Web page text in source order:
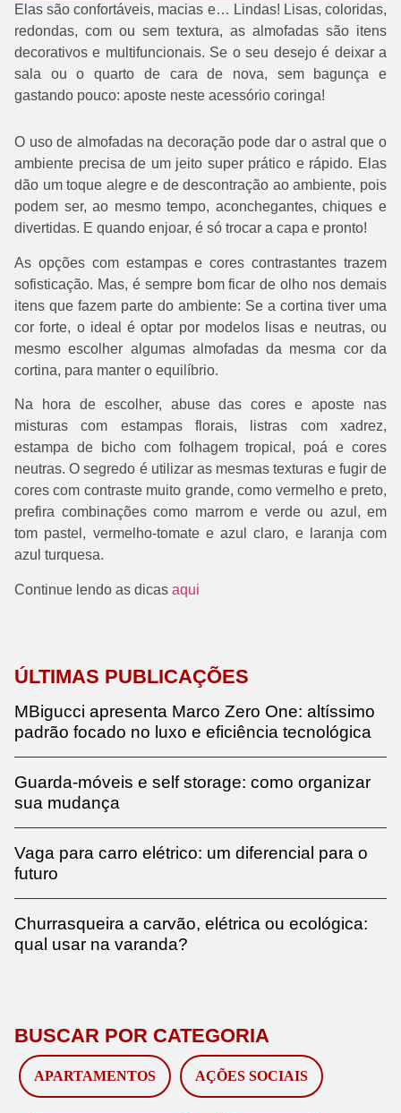
Elas são confortáveis, macias e… Lindas! Lisas, coloridas,
redondas, com ou sem textura, as almofadas são itens
decorativos e multifuncionais. Se o seu desejo é deixar a
sala ou o quarto de cara de nova, sem bagunça e
gastando pouco: aposte neste acessório coringa!
O uso de almofadas na decoração pode dar o astral que o
ambiente precisa de um jeito super prático e rápido. Elas
dão um toque alegre e de descontração ao ambiente, pois
podem ser, ao mesmo tempo, aconchegantes, chiques e
divertidas. E quando enjoar, é só trocar a capa e pronto!
As opções com estampas e cores contrastantes trazem
sofisticação. Mas, é sempre bom ficar de olho nos demais
itens que fazem parte do ambiente: Se a cortina tiver uma
cor forte, o ideal é optar por modelos lisas e neutras, ou
mesmo escolher algumas almofadas da mesma cor da
cortina, para manter o equilíbrio.
Na hora de escolher, abuse das cores e aposte nas
misturas com estampas florais, listras com xadrez,
estampa de bicho com folhagem tropical, poá e cores
neutras. O segredo é utilizar as mesmas texturas e fugir de
cores com contraste muito grande, como vermelho e preto,
prefira combinações como marrom e verde ou azul, em
tom pastel, vermelho-tomate e azul claro, e laranja com
azul turquesa.
Continue lendo as dicas aqui
ÚLTIMAS PUBLICAÇÕES
MBigucci apresenta Marco Zero One: altíssimo
padrão focado no luxo e eficiência tecnológica
Guarda-móveis e self storage: como organizar
sua mudança
Vaga para carro elétrico: um diferencial para o
futuro
Churrasqueira a carvão, elétrica ou ecológica:
qual usar na varanda?
BUSCAR POR CATEGORIA
APARTAMENTOS AÇÕES SOCIAIS